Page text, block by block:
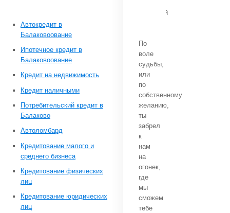
скромной
По
воле
судьбы,
или
по
собственному
желанию,
ты
забрел
к
нам
на
огонек,
где
мы
сможем
тебе
Автокредит в
Балаковоование
Ипотечное кредит в
Балаковоование
Кредит на недвижимость
Кредит наличными
Потребительский кредит в
Балаково
Автоломбард
Кредитование малого и
среднего бизнеса
Кредитование физических
лиц
Кредитование юридических
лиц